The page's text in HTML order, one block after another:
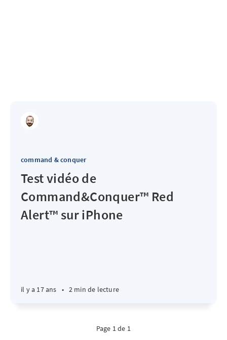
command & conquer
Test vidéo de
Command&Conquer™ Red
Alert™ sur iPhone
il y a 17 ans • 2 min de lecture
Page 1 de 1